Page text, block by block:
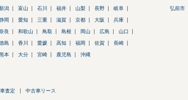
潟 富山 石川 福井 山梨 長野 岐阜
岡 愛知 三重 滋賀 京都 大阪 兵庫
良 和歌山 鳥取 島根 岡山 広島 山口
島 香川 愛媛 高知 福岡 佐賀 長崎
本 大分 宮崎 鹿児島 沖縄
弘前市
査定 中古車リース